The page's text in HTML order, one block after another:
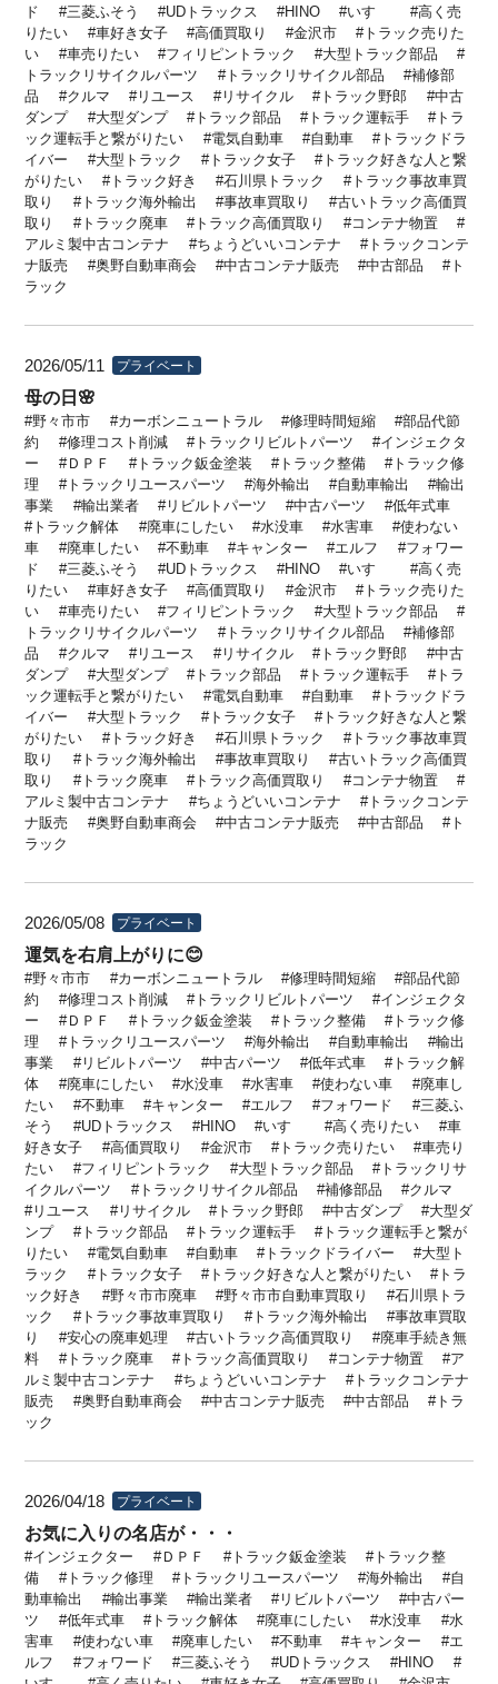
ド
三菱ふそう UDトラックス HINO いすゞ
高く売
りたい
車好き女子 高価買取り 金沢市
トラック売りた
い
車売りたい フィリピントラック
大型トラック部品
トラックリサイクルパーツ
トラックリサイクル部品
補修部
品
クルマ リユース リサイクル トラック野郎
中古
ダンプ
大型ダンプ トラック部品 トラック運転手
トラ
ック運転手と繋がりたい
電気自動車 自動車
トラックドラ
イバー
大型トラック トラック女子
トラック好きな人と繋
がりたい
トラック好き 石川県トラック
トラック事故車買
取り
トラック海外輸出 事故車買取り
古いトラック高価買
取り
トラック廃車 トラック高価買取り
コンテナ物置
アルミ製中古コンテナ
ちょうどいいコンテナ
トラックコンテ
ナ販売
奥野自動車商会 中古コンテナ販売 中古部品
ト
ラック
2026/05/11 プライベート
母の日🌸
野々市市 カーボンニュートラル 修理時間短縮
部品代節
約
修理コスト削減 トラックリビルトパーツ
インジェクタ
ー
ＤＰＦ トラック鈑金塗装 トラック整備
トラック修
理
トラックリユースパーツ 海外輸出 自動車輸出
輸出
事業
輸出業者 リビルトパーツ 中古パーツ
低年式車
トラック解体
廃車にしたい 水没車 水害車
使わない
車
廃車したい 不動車 キャンター エルフ
フォワー
ド
三菱ふそう UDトラックス HINO いすゞ
高く売
りたい
車好き女子 高価買取り 金沢市
トラック売りた
い
車売りたい フィリピントラック
大型トラック部品
トラックリサイクルパーツ
トラックリサイクル部品
補修部
品
クルマ リユース リサイクル トラック野郎
中古
ダンプ
大型ダンプ トラック部品 トラック運転手
トラ
ック運転手と繋がりたい
電気自動車 自動車
トラックドラ
イバー
大型トラック トラック女子
トラック好きな人と繋
がりたい
トラック好き 石川県トラック
トラック事故車買
取り
トラック海外輸出 事故車買取り
古いトラック高価買
取り
トラック廃車 トラック高価買取り
コンテナ物置
アルミ製中古コンテナ
ちょうどいいコンテナ
トラックコンテ
ナ販売
奥野自動車商会 中古コンテナ販売 中古部品
ト
ラック
2026/05/08 プライベート
運気を右肩上がりに😊
野々市市 カーボンニュートラル 修理時間短縮
部品代節
約
修理コスト削減 トラックリビルトパーツ
インジェクタ
ー
ＤＰＦ トラック鈑金塗装 トラック整備
トラック修
理
トラックリユースパーツ 海外輸出 自動車輸出
輸出
事業
リビルトパーツ 中古パーツ 低年式車
トラック解
体
廃車にしたい 水没車 水害車 使わない車
廃車し
たい
不動車 キャンター エルフ フォワード
三菱ふ
そう
UDトラックス HINO いすゞ 高く売りたい
車
好き女子
高価買取り 金沢市 トラック売りたい
車売り
たい
フィリピントラック 大型トラック部品
トラックリサ
イクルパーツ
トラックリサイクル部品 補修部品
クルマ
リユース
リサイクル トラック野郎 中古ダンプ
大型ダ
ンプ
トラック部品 トラック運転手
トラック運転手と繋が
りたい
電気自動車 自動車 トラックドライバー
大型ト
ラック
トラック女子 トラック好きな人と繋がりたい
トラ
ック好き
野々市市廃車 野々市市自動車買取り
石川県トラ
ック
トラック事故車買取り トラック海外輸出
事故車買取
り
安心の廃車処理 古いトラック高価買取り
廃車手続き無
料
トラック廃車 トラック高価買取り コンテナ物置
ア
ルミ製中古コンテナ
ちょうどいいコンテナ
トラックコンテナ
販売
奥野自動車商会 中古コンテナ販売 中古部品
トラ
ック
2026/04/18 プライベート
お気に入りの名店が・・・
インジェクター ＤＰＦ トラック鈑金塗装
トラック整
備
トラック修理 トラックリユースパーツ 海外輸出
自
動車輸出
輸出事業 輸出業者 リビルトパーツ
中古パー
ツ
低年式車 トラック解体 廃車にしたい 水没車
水
害車
使わない車 廃車したい 不動車 キャンター
エ
ルフ
フォワード 三菱ふそう UDトラックス
HINO